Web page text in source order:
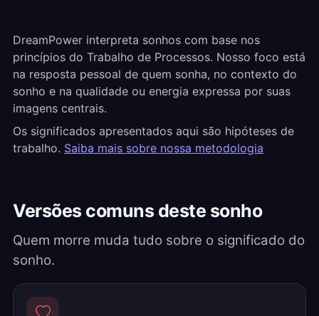
DreamPower interpreta sonhos com base nos
princípios do Trabalho de Processos. Nosso foco está
na resposta pessoal de quem sonha, no contexto do
sonho e na qualidade ou energia expressa por suas
imagens centrais.
Os significados apresentados aqui são hipóteses de
trabalho. Saiba mais sobre nossa metodologia
Versões comuns deste sonho
Quem morre muda tudo sobre o significado do
sonho.